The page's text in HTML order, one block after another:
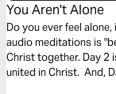
You Aren't Alone
Do you ever feel
audio meditations is
Christ together. Day 2
united in Christ. And,